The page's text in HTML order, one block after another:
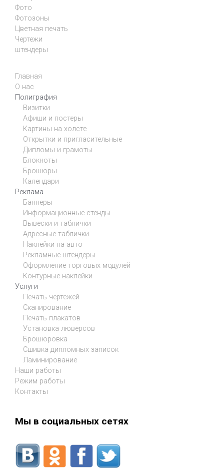
Фото
Фотозоны
Цветная печать
Чертежи
штендеры
Главная
О нас
Полиграфия
Визитки
Афиши и постеры
Картины на холсте
Открытки и пригласительные
Дипломы и грамоты
Блокноты
Брошюры
Календари
Реклама
Баннеры
Информационные стенды
Вывески и таблички
Адресные таблички
Наклейки на авто
Рекламные штендеры
Оформление торговых модулей
Контурные наклейки
Услуги
Печать чертежей
Сканирование
Печать плакатов
Установка люверсов
Брошюровка
Сшивка дипломных записок
Ламинирование
Наши работы
Режим работы
Контакты
Мы в социальных сетях